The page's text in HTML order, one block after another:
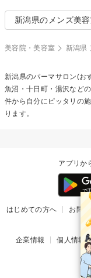
新潟県のメンズ美
美容院・美容室 新潟県
新潟県のパーマサロン(お
魚沼・十日町・湯沢など
件から自分にピッタリの
ります。
アプリか
はじめての方へ お問い
企業情報 個人情報